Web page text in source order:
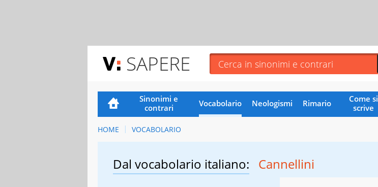
SAPERE
Sinonimi e
contrari
Vocabolario Neologismi Rimario
Come si
scrive
HOME VOCABOLARIO
Dal vocabolario italiano: Cannellini